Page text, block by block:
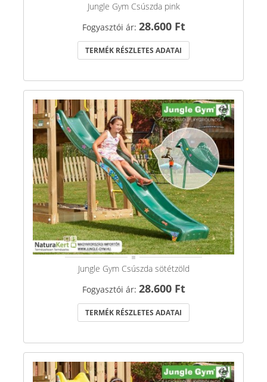
Jungle Gym Csúszda pink
Fogyasztói ár: 28.600 Ft
TERMÉK RÉSZLETES ADATAI
Jungle Gym Csúszda sötétzöld
Fogyasztói ár: 28.600 Ft
TERMÉK RÉSZLETES ADATAI